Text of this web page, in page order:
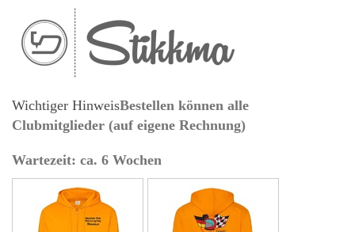
Wichtiger HinweisBestellen können alle
Clubmitglieder (auf eigene Rechnung)
Wartezeit: ca. 6 Wochen